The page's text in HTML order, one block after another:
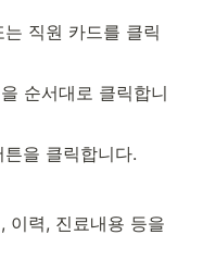
직원 카드를 클릭
을 순서대로 클릭합니
튼을 클릭합니다.
이력, 진료내용 등을